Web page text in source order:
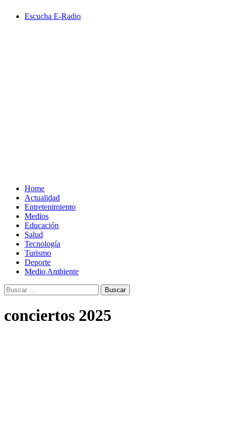
Escucha E-Radio
Home
Actualidad
Entretenimiento
Medios
Educación
Salud
Tecnología
Turismo
Deporte
Medio Ambiente
Buscar:
conciertos 2025